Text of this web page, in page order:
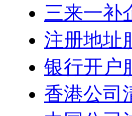
三来一补
注册地址
银行开户
香港公司